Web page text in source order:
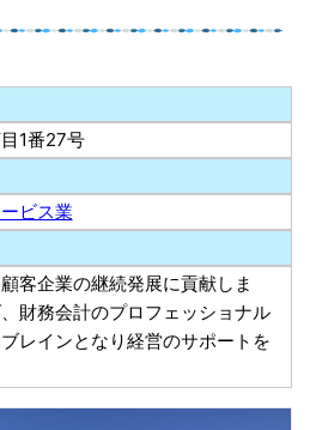
1番27号
ビス業
客企業の継続発展に貢献しま
財務会計のプロフェッショナル
レインとなり経営のサポートを